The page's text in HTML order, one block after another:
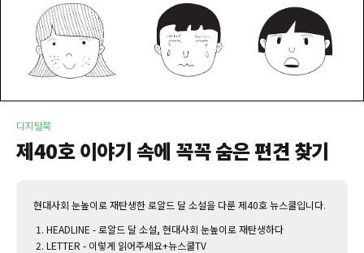
디지털북
제40호 이야기 속에 꼭꼭 숨은 편견 찾기
현대사회 눈높이로 재탄생한 로알드 달 소설을 다룬 제40호 뉴스쿨입니다.
HEADLINE - 로알드 달 소설, 현대사회 눈높이로 재탄생하다
LETTER - 이렇게 읽어주세요+뉴스쿨TV